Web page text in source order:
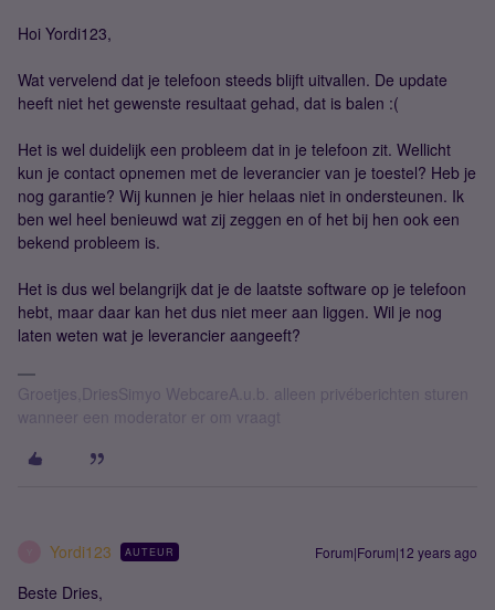
Hoi Yordi123,
Wat vervelend dat je telefoon steeds blijft uitvallen. De update
heeft niet het gewenste resultaat gehad, dat is balen :(
Het is wel duidelijk een probleem dat in je telefoon zit. Wellicht
kun je contact opnemen met de leverancier van je toestel? Heb je
nog garantie? Wij kunnen je hier helaas niet in ondersteunen. Ik
ben wel heel benieuwd wat zij zeggen en of het bij hen ook een
bekend probleem is.
Het is dus wel belangrijk dat je de laatste software op je telefoon
hebt, maar daar kan het dus niet meer aan liggen. Wil je nog
laten weten wat je leverancier aangeeft?
Groetjes,DriesSimyo WebcareA.u.b. alleen privéberichten sturen
wanneer een moderator er om vraagt
Yordi123 AUTEUR Forum|Forum|12 years ago
Beste Dries,